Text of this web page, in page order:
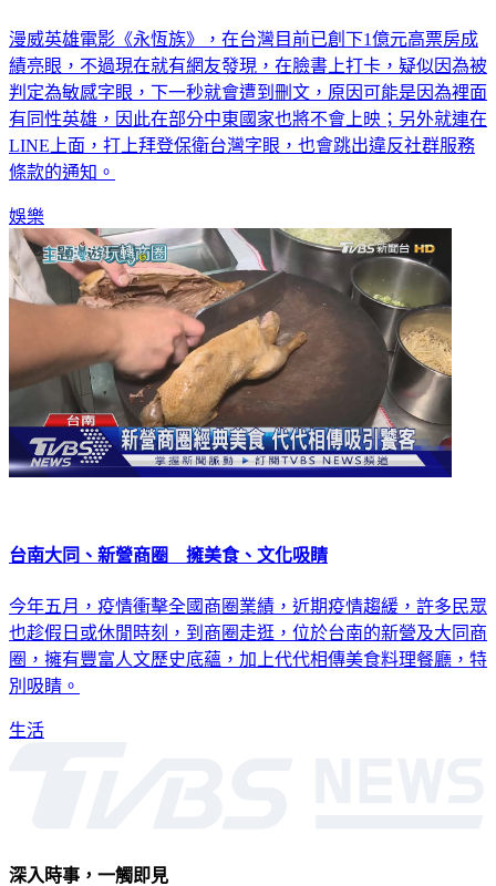
漫威英雄電影《永恆族》，在台灣目前已創下1億元高票房成
績亮眼，不過現在就有網友發現，在臉書上打卡，疑似因為被
判定為敏感字眼，下一秒就會遭到刪文，原因可能是因為裡面
有同性英雄，因此在部分中東國家也將不會上映；另外就連在
LINE上面，打上拜登保衛台灣字眼，也會跳出違反社群服務
條款的通知。
娛樂
台南大同、新營商圈 擁美食、文化吸睛
今年五月，疫情衝擊全國商圈業績，近期疫情趨緩，許多民眾
也趁假日或休閒時刻，到商圈走逛，位於台南的新營及大同商
圈，擁有豐富人文歷史底蘊，加上代代相傳美食料理餐廳，特
別吸睛。
生活
深入時事，一觸即見